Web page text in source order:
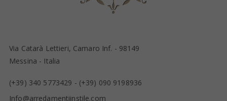
Via Catarà Lettieri, Camaro Inf. - 98149
Messina - Italia
(+39) 340 5773429 - (+39) 090 9198936
Info@arredamentiinstile.com